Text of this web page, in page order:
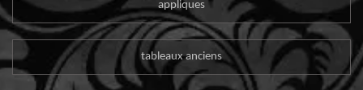
appliques
tableaux anciens